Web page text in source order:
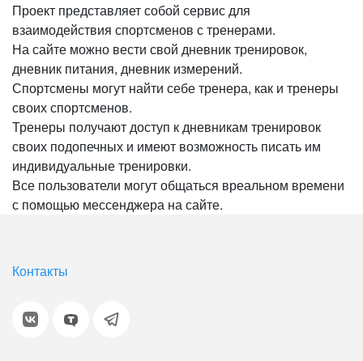
Проект представляет собой сервис для
взаимодействия спортсменов с тренерами.
На сайте можно вести свой дневник тренировок,
дневник питания, дневник измерений.
Спортсмены могут найти себе тренера, как и тренеры
своих спортсменов.
Тренеры получают доступ к дневникам тренировок
своих подопечных и имеют возможность писать им
индивидуальные тренировки.
Все пользователи могут общаться вреальном времени
с помощью мессенджера на сайте.
Контакты